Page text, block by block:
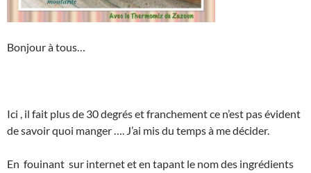
Bonjour à tous…
Ici , il fait plus de 30 degrés et franchement ce n’est pas évident
de savoir quoi manger …. J’ai mis du temps à me décider.
En fouinant sur internet et en tapant le nom des ingrédients